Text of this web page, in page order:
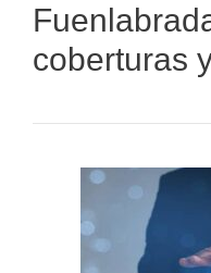
coberturas